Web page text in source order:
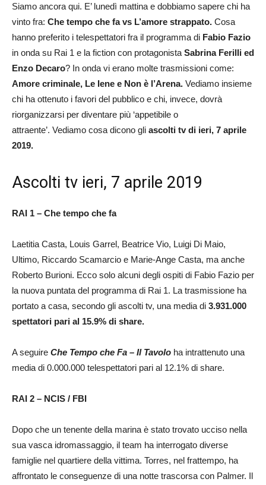
Siamo ancora qui. E’ lunedì mattina e dobbiamo sapere chi ha
vinto fra: Che tempo che fa vs L’amore strappato. Cosa
hanno preferito i telespettatori fra il programma di Fabio Fazio
in onda su Rai 1 e la fiction con protagonista Sabrina Ferilli ed
Enzo Decaro? In onda vi erano molte trasmissioni come:
Amore criminale, Le Iene e Non è l’Arena. Vediamo insieme
chi ha ottenuto i favori del pubblico e chi, invece, dovrà
riorganizzarsi per diventare più ‘appetibile o
attraente’. Vediamo cosa dicono gli ascolti tv di ieri, 7 aprile
2019.
Ascolti tv ieri, 7 aprile 2019
RAI 1 – Che tempo che fa
Laetitia Casta, Louis Garrel, Beatrice Vio, Luigi Di Maio,
Ultimo, Riccardo Scamarcio e Marie-Ange Casta, ma anche
Roberto Burioni. Ecco solo alcuni degli ospiti di Fabio Fazio per
la nuova puntata del programma di Rai 1. La trasmissione ha
portato a casa, secondo gli ascolti tv, una media di 3.931.000
spettatori pari al 15.9% di share.
A seguire Che Tempo che Fa – Il Tavolo ha intrattenuto una
media di 0.000.000 telespettatori pari al 12.1% di share.
RAI 2 – NCIS / FBI
Dopo che un tenente della marina è stato trovato ucciso nella
sua vasca idromassaggio, il team ha interrogato diverse
famiglie nel quartiere della vittima. Torres, nel frattempo, ha
affrontato le conseguenze di una notte trascorsa con Palmer. Il